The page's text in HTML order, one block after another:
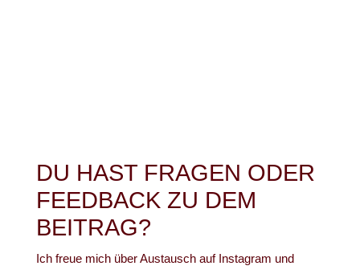
DU HAST FRAGEN ODER
FEEDBACK ZU DEM
BEITRAG?
Ich freue mich über Austausch auf Instagram und